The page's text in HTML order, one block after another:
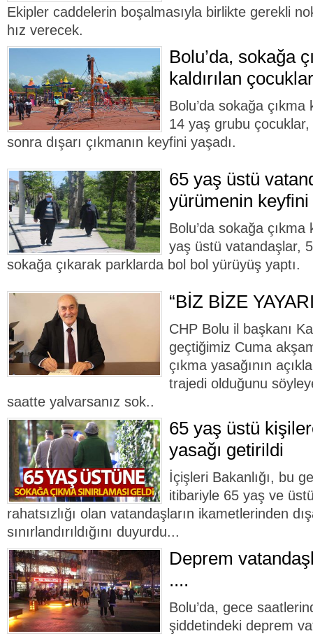
Ekipler caddelerin boşalmasıyla birlikte gerekli
hız verecek.
Bolu’da, sokağa
kaldırılan
Bolu’da sokağa çıkma
14 yaş grubu
sonra dışarı çıkmanın keyfini yaşadı.
65 yaş üstü
yürümenin keyfini
Bolu’da sokağa çıkma
yaş üstü vatandaşlar,
sokağa çıkarak parklarda bol bol yürüyüş yaptı.
“BİZ BİZE
CHP Bolu il başkanı
geçtiğimiz Cuma
çıkma yasağının
trajedi olduğunu
saatte yalvarsanız sok..
65 yaş üstü
yasağı getirildi
İçişleri Bakanlığı, bu
itibariyle 65 yaş ve
rahatsızlığı olan vatandaşların ikametlerinden
sınırlandırıldığını duyurdu...
Deprem
....
Bolu’da, gece
şiddetindeki deprem